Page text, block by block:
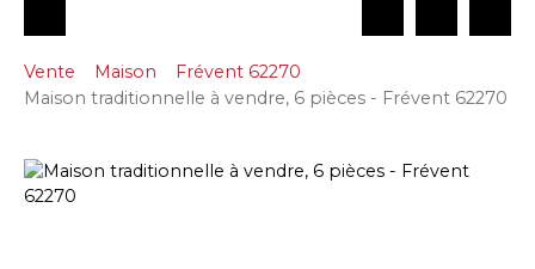
Vente Maison
Frévent 62270
Maison traditionnelle à vendre, 6 pièces - Frévent 62270